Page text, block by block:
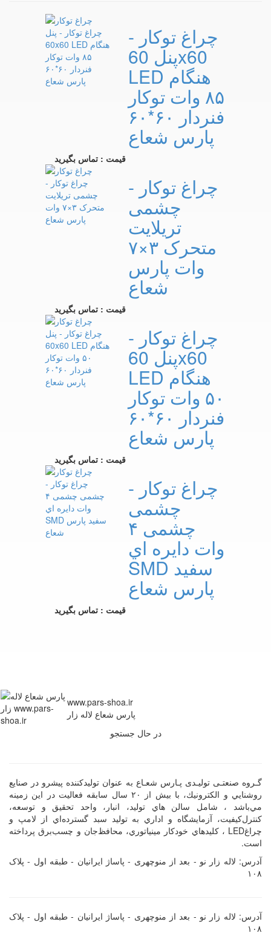
چراغ توکار -
پنل 60x60
LED هنگام
۸۵ وات توکار
فنردار ۶۰*۶۰
پارس شعاع
قیمت : تماس بگیرید
چراغ توکار -
چشمی
تریلایت
متحرک ۳×۷
وات پارس
شعاع
قیمت : تماس بگیرید
چراغ توکار -
پنل 60x60
LED هنگام
۵۰ وات توکار
فنردار ۶۰*۶۰
پارس شعاع
قیمت : تماس بگیرید
چراغ توکار -
چشمی
چشمی ۴
وات دايره اي
SMD سفيد
پارس شعاع
قیمت : تماس بگیرید
www.pars-shoa.ir
پارس شعاع لاله زار
در حال جستجو
گـروه صنعتـی تولیـدی پـارس شعـاع به عنوان توليدكننده پيشرو در صنايع
روشنايي و الكترونيك، با بيش از ۲۰ سال سابقه فعاليت در اين زمينه‌
مي‌باشد ، شامل سالن هاي توليد، انبار، واحد تحقيق و توسعه،
كنترل‌كيفيت، آزمايشگاه و اداري به توليد سبد گسترده‌اي از لامپ و
چراغ‌LED ، كليدهاي خودكار مينياتوري، محافظ‌جان و چسب‌برق پرداخته
است.
آدرس: لاله زار نو - بعد از منوچهری - پاساژ ایرانیان - طبقه اول - پلاک
۱۰۸
آدرس: لاله زار نو - بعد از منوچهری - پاساژ ایرانیان - طبقه اول - پلاک
۱۰۸